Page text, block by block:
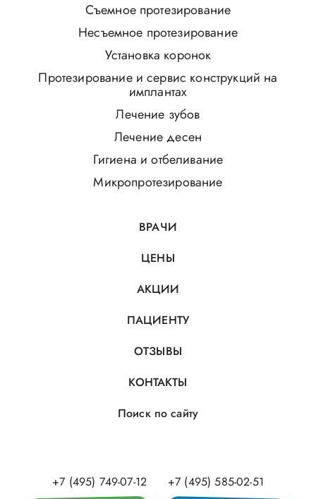
Съемное протезирование
Несъемное протезирование
Установка коронок
Протезирование и сервис конструкций на
имплантах
Лечение зубов
Лечение десен
Гигиена и отбеливание
Микропротезирование
ВРАЧИ
ЦЕНЫ
АКЦИИ
ПАЦИЕНТУ
ОТЗЫВЫ
КОНТАКТЫ
Поиск по сайту
+7 (495) 749-07-12 +7 (495) 585-02-51